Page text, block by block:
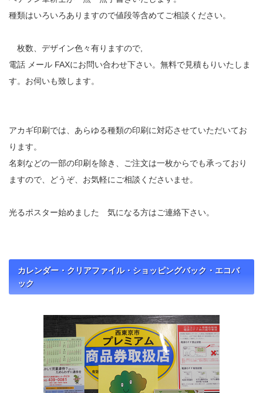
種類はいろいろありますので値段等含めてご相談ください。
枚数、デザイン色々有りますので,
電話 メール FAXにお問い合わせ下さい。無料で見積もりいたしま
す。お伺いも致します。
アカギ印刷では、あらゆる種類の印刷に対応させていただいてお
ります。
名刺などの一部の印刷を除き、ご注文は一枚からでも承っており
ますので、どうぞ、お気軽にご相談くださいませ。
光るポスター始めました 気になる方はご連絡下さい。
カレンダー・クリアファイル・ショッピングバック・エコバ
ック